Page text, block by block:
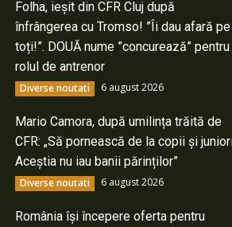
Folha, ieșit din CFR Cluj după
înfrângerea cu Tromso! ”Îi dau afară pe
toți!”. DOUĂ nume ”concurează” pentru
rolul de antrenor
Diverse noutati 6 august 2026
Mario Camora, după umilința trăită de
CFR: „Să pornească de la copii și
Aceștia nu iau banii părinților”
Diverse noutati 6 august 2026
România își începere oferta pentru